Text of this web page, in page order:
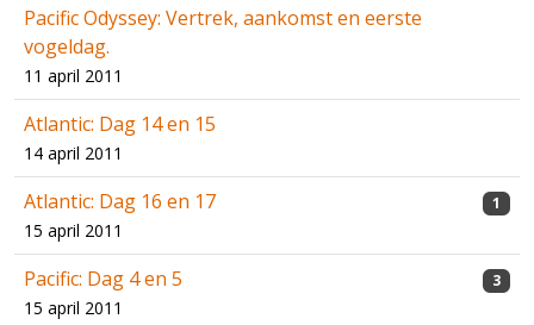
Pacific Odyssey: Vertrek, aankomst en eerste
vogeldag.
11 april 2011
Atlantic: Dag 14 en 15
14 april 2011
Atlantic: Dag 16 en 17
15 april 2011
1
Pacific: Dag 4 en 5
15 april 2011
3